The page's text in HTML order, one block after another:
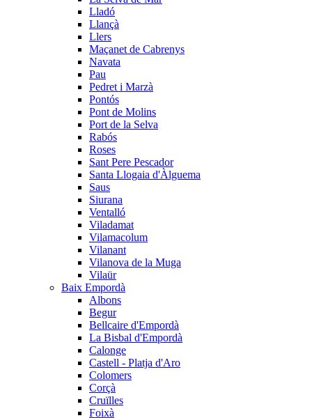
Lladó
Llançà
Llers
Maçanet de Cabrenys
Navata
Pau
Pedret i Marzà
Pontós
Pont de Molins
Port de la Selva
Rabós
Roses
Sant Pere Pescador
Santa Llogaia d'Àlguema
Saus
Siurana
Ventalló
Viladamat
Vilamacolum
Vilanant
Vilanova de la Muga
Vilaür
Baix Empordà
Albons
Begur
Bellcaire d'Empordà
La Bisbal d'Empordà
Calonge
Castell - Platja d'Aro
Colomers
Corçà
Cruïlles
Foixà